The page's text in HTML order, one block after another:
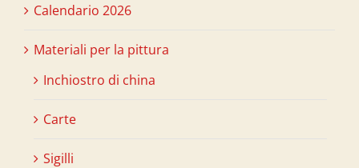
Calendario 2026
Materiali per la pittura
Inchiostro di china
Carte
Sigilli